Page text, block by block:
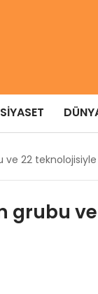
SIYASET
ve 22
grubu